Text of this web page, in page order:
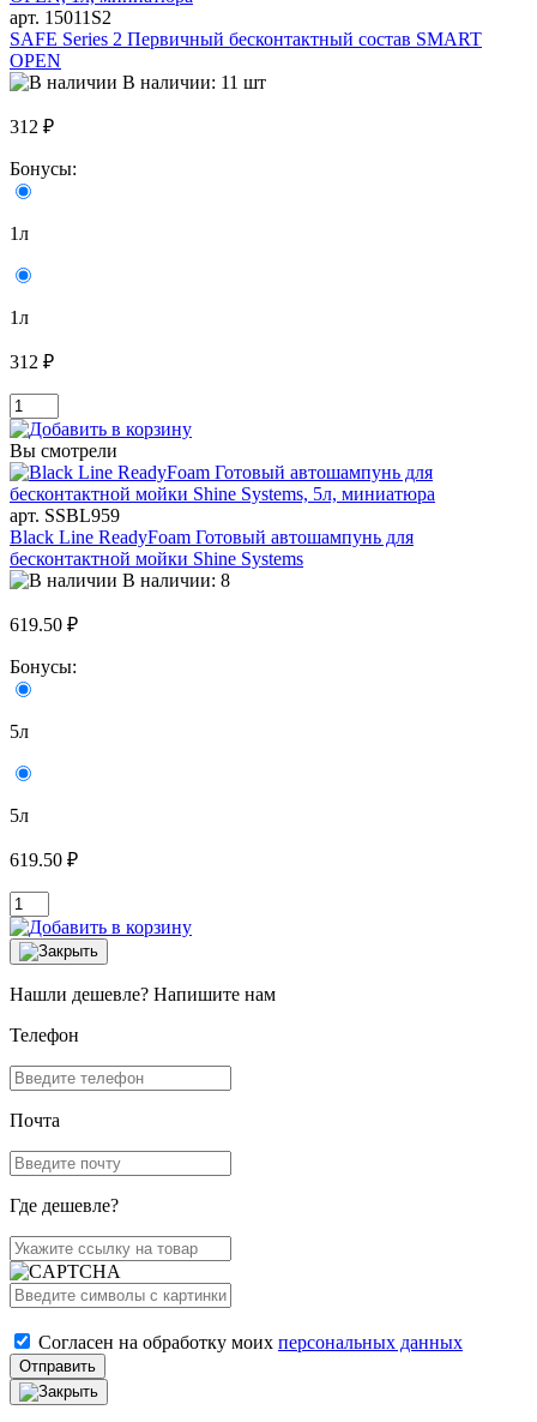
арт. 15011S2
SAFE Series 2 Первичный бесконтактный состав SMART
OPEN
В наличии: 11 шт
312 ₽
Бонусы:
1л
1л
312 ₽
Вы смотрели
арт. SSBL959
Black Line ReadyFoam Готовый автошампунь для
бесконтактной мойки Shine Systems
В наличии: 8
619.50 ₽
Бонусы:
5л
5л
619.50 ₽
Нашли дешевле? Напишите нам
Телефон
Почта
Где дешевле?
Согласен на обработку моих персональных данных
Отправить